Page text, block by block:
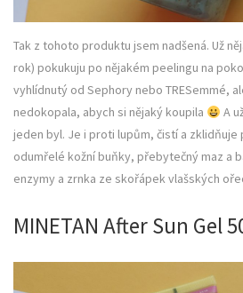
Tak z tohoto produktu jsem nadšená. Už
rok) pokukuju po nějakém peelingu na
vyhlídnutý od Sephory nebo TRESemmé,
nedokopala, abych si nějaký koupila
A
jeden byl. Je i proti lupům, čistí a zklidňuje
odumřelé kožní buňky, přebytečný maz a
enzymy a zrnka ze skořápek vlašských
MINETAN After Sun Gel